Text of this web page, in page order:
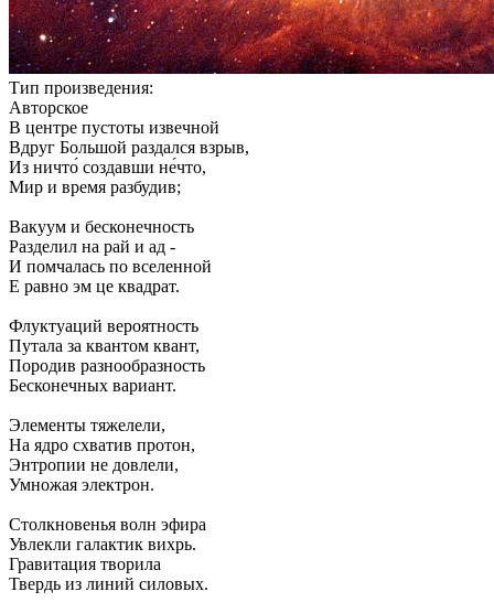
Тип произведения:
Авторское
В центре пустоты извечной
Вдруг Большой раздался взрыв,
Из ничто́ создавши не́что,
Мир и время разбудив;
Вакуум и бесконечность
Разделил на рай и ад -
И помчалась по вселенной
Е равно эм це квадрат.
Флуктуаций вероятность
Путала за квантом квант,
Породив разнообразность
Бесконечных вариант.
Элементы тяжелели,
На ядро схватив протон,
Энтропии не довлели,
Умножая электрон.
Столкновенья волн эфира
Увлекли галактик вихрь.
Гравитация творила
Твердь из линий силовых.